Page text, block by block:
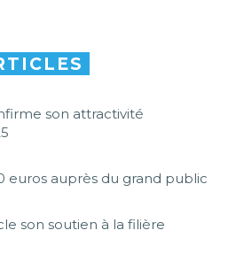
son attractivité
euros auprès du grand public
son soutien à la filière